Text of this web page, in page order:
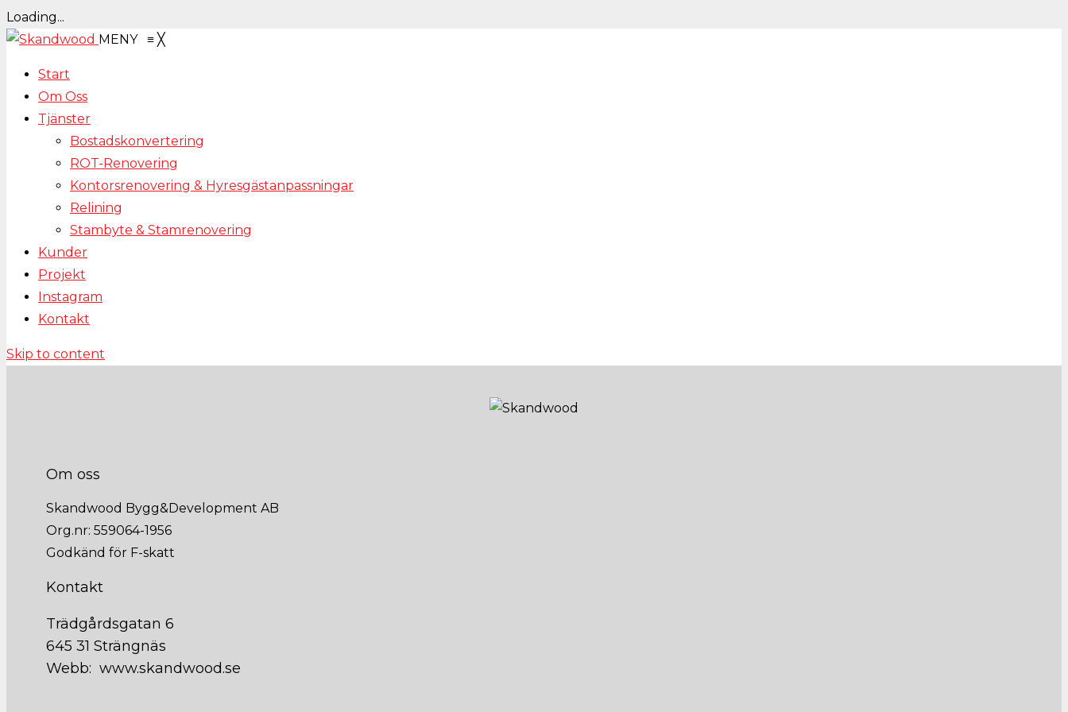
Loading...
MENY ≡ ╳
Start
Om Oss
Tjänster
Bostadskonvertering
ROT-Renovering
Kontorsrenovering & Hyresgästanpassningar
Relining
Stambyte & Stamrenovering
Kunder
Projekt
Instagram
Kontakt
Skip to content
Om oss
Skandwood Bygg&Development AB
Org.nr: 559064-1956
Godkänd för F-skatt
Kontakt
Trädgårdsgatan 6
645 31 Strängnäs
Webb: www.skandwood.se